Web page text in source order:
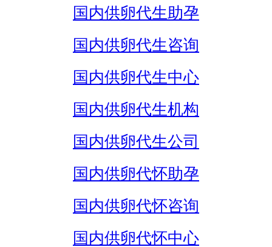
国内供卵代生助孕
国内供卵代生咨询
国内供卵代生中心
国内供卵代生机构
国内供卵代生公司
国内供卵代怀助孕
国内供卵代怀咨询
国内供卵代怀中心